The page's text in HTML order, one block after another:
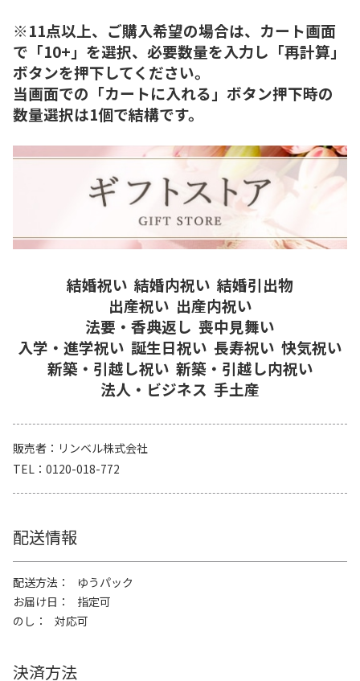
※11点以上、ご購入希望の場合は、カート画面
で「10+」を選択、必要数量を入力し「再計算」
ボタンを押下してください。
当画面での「カートに入れる」ボタン押下時の
数量選択は1個で結構です。
結婚祝い 結婚内祝い 結婚引出物
出産祝い 出産内祝い
法要・香典返し 喪中見舞い
入学・進学祝い 誕生日祝い 長寿祝い 快気祝い
新築・引越し祝い 新築・引越し内祝い
法人・ビジネス 手土産
販売者
リンベル株式会社
TEL
0120-018-772
配送情報
配送方法
ゆうパック
お届け日
指定可
のし
対応可
決済方法